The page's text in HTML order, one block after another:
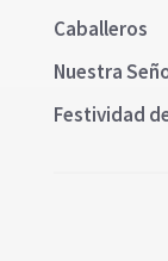
Caballeros
Nuestra
Festividad